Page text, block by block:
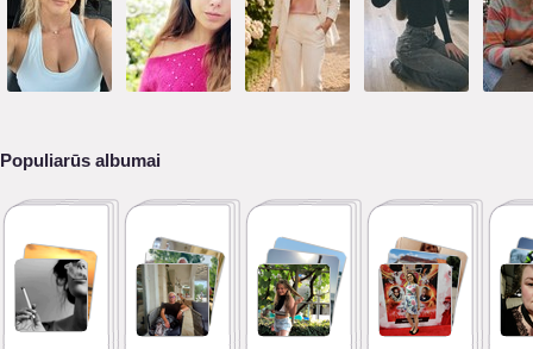
Populiarūs albumai